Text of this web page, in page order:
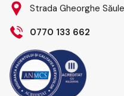
Strada Gheorghe
0770 133 662